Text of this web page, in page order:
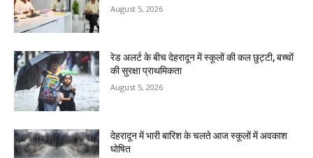
August 5, 2026
रेड अलर्ट के बीच देहरादून में स्कूलों की कल छुट्टी, बच्चों
की सुरक्षा प्राथमिकता
August 5, 2026
देहरादून में भारी बारिश के चलते आज स्कूलों में अवकाश
घोषित